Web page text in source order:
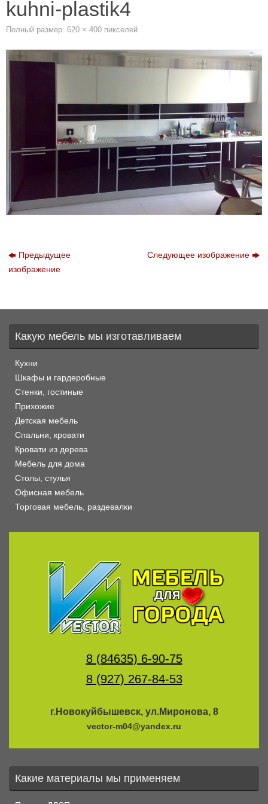
kuhni-plastik4
Полный размер: 620 × 400 пикселей
Предыдущее
изображение
Следующее изображение
Какую мебель мы изготавливаем
Кухни
Шкафы и гардеробные
Стенки, гостиные
Прихожие
Детская мебель
Спальни, кровати
Кровати из дерева
Мебель для дома
Столы, стулья
Офисная мебель
Торговая мебель, раздевалки
8 (84635) 6-90-75
8 (927) 267-84-53
г.Новокуйбышевск, ул.Миронова, 8
vector-m04@yandex.ru
Какие материалы мы применяем